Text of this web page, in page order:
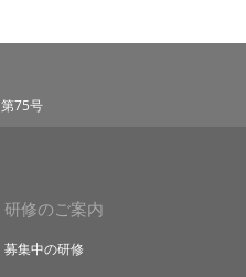
第75号
研修のご案内
募集中の研修